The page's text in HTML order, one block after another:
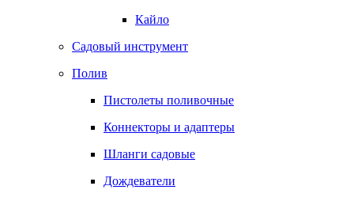
Кайло
Садовый инструмент
Полив
Пистолеты поливочные
Коннекторы и адаптеры
Шланги садовые
Дождеватели